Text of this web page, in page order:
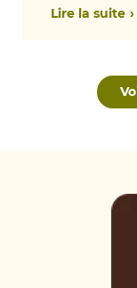
Lire la suite